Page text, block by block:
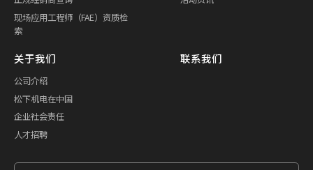
现场应用工程师（FAE）资质检
索
关于我们
公司介绍
松下机电在中国
企业社会责任
人才招聘
联系我们